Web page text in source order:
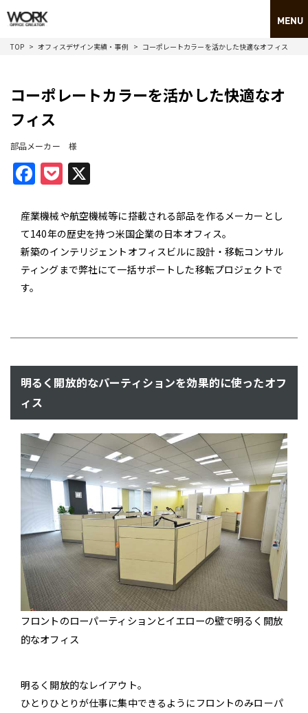
TOP オフィスデザイン実績・事例 コーポレートカラーを活かした快適なオフィス
コーポレートカラーを活かした快適なオ
フィス
部品メーカー 様
Facebook
Pocket
産業機械や航空機械等に搭載される部品を作るメーカーとし
て140年の歴史を持つ米国企業の日本オフィス。
新築のインテリジェントオフィスビルに設計・移転コンサル
ティングまで弊社にて一括サポートした移転プロジェクトで
す。
明るく開放的なパーティションを効果的に使ったオフ
ィス
フロントのローパーティションとイエローの壁で明るく開放
的なオフィス
明るく開放的なレイアウト。
ひとりひとりが仕事に集中できるようにフロントのみローパ